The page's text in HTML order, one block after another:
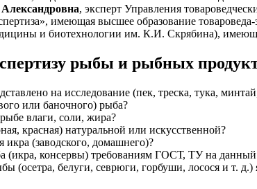
Александровна, эксперт Управления
имеющая высшее образование
и биотехнологии им. К.И. Скрябина),
рыбы и рыбных
на исследование (пек, треска, тука,
или баночного) рыба?
влаги, соли, жира?
красная) натуральной или искусственной?
икра (заводского, домашнего)?
(икра, консервы) требованиям ГОСТ, ТУ на
(осетра, белуги, севрюги, горбуши, лосося и т.